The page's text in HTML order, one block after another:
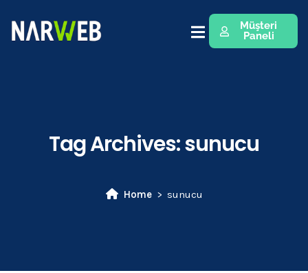
Müşteri
Paneli
Tag Archives:sunucu
Home sunucu